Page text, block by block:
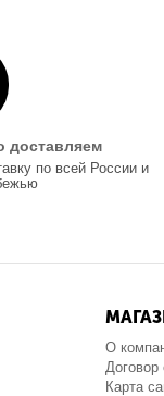
доставляем
по всей России и
О
Карта